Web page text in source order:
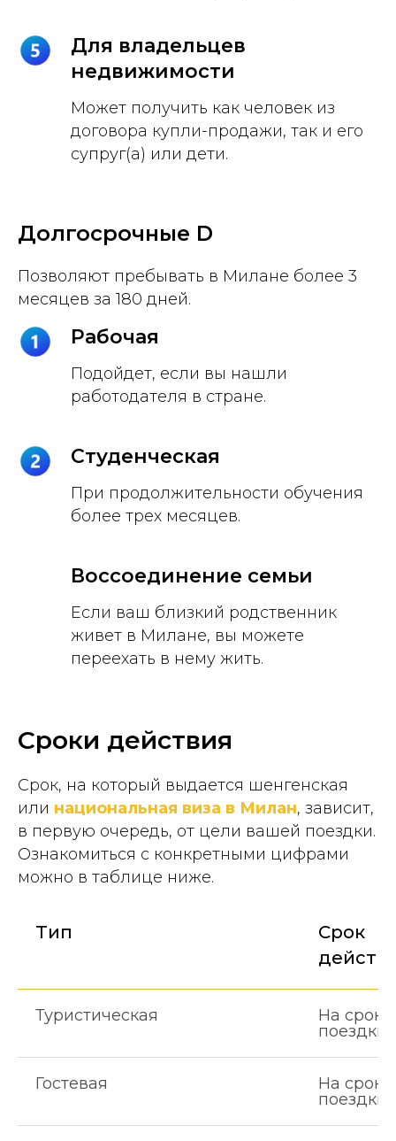
Для владельцев
недвижимости
Может получить как человек из
договора купли-продажи, так и его
супруг(а) или дети.
Долгосрочные D
Позволяют пребывать в Милане более 3
месяцев за 180 дней.
Рабочая
Подойдет, если вы нашли
работодателя в стране.
Студенческая
При продолжительности обучения
более трех месяцев.
Воссоединение семьи
Если ваш близкий родственник
живет в Милане, вы можете
переехать в нему жить.
Сроки действия
Срок, на который выдается шенгенская
или национальная виза в Милан, зависит,
в первую очередь, от цели вашей поездки.
Ознакомиться с конкретными цифрами
можно в таблице ниже.
Тип
Срок
Туристическая
На сроки
поездки
Гостевая
На сроки
поездки